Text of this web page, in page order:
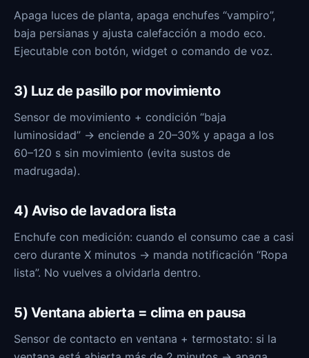
Apaga luces de planta, apaga enchufes “vampiro”,
baja persianas y ajusta calefacción a modo eco.
Ejecutable con botón, widget o comando de voz.
3) Luz de pasillo por movimiento
Sensor de movimiento + condición “baja
luminosidad” → enciende a 20–30% y apaga a los
60–120 s sin movimiento (evita sustos de
madrugada).
4) Aviso de lavadora lista
Enchufe con medición: cuando el consumo cae a casi
cero durante X minutos → manda notificación “Ropa
lista”. No vuelves a olvidarla dentro.
5) Ventana abierta = clima en pausa
Sensor de contacto en ventana + termostato: si la